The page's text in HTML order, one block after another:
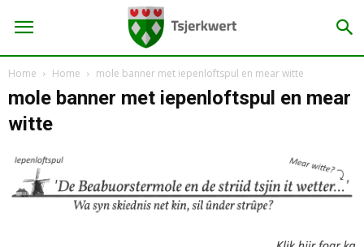
Home Home mole banner met iepenloftspul en mear witte
mole banner met iepenloftspul en mear
witte